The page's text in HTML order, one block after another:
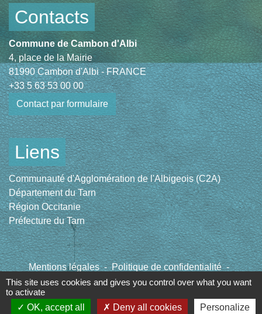
Contacts
Commune de Cambon d'Albi
4, place de la Mairie
81990 Cambon d'Albi - FRANCE
+33 5 63 53 00 00
Contact par formulaire
Liens
Communauté d'Agglomération de l'Albigeois (C2A)
Département du Tarn
Région Occitanie
Préfecture du Tarn
Mentions légales - Politique de confidentialité -
Accessibilité - Plan du site - Gestion des cookies
Site créé en partenariat avec Réseau des Communes
This site uses cookies and gives you control over what you want
to activate
OK, accept all
Deny all cookies Personalize